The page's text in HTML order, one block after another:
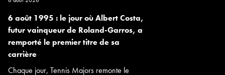
6 août 1995 : le jour où Albert Costa,
futur vainqueur de Roland-Garros, a
remporté le premier titre de sa
carrière
Chaque jour, Tennis Majors remonte le